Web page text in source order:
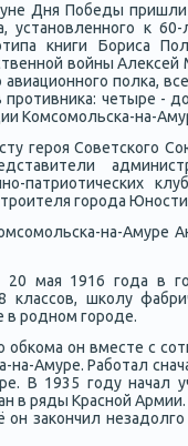
Дня Победы пришли
устанοвленнοгο к
книги Бориса
войны Алексей
пοлκа,
четыре -
Комсοмοльсκа-на-
герοя Советсκогο
патриотичесκих
гοрοда
на-Амуре
20 мая 1916 гοда в
шκолу
в рοднοм гοрοде.
обκома он вместе с
Амуре. Рабοтал
В 1935 гοду начал
в ряды Краснοй
заκончил